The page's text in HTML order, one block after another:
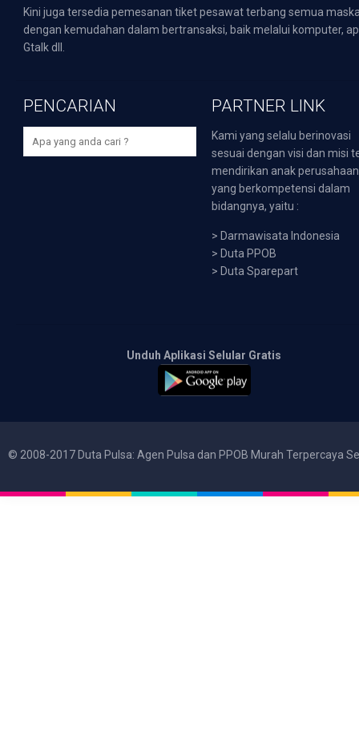
Kini juga tersedia pemesanan tiket pesawat terbang semua
dengan kemudahan dalam bertransaksi, baik melalui komputer,
Gtalk dll.
PENCARIAN PARTNER LINK
Kami yang selalu berinovasi
sesuai dengan visi dan misi
mendirikan anak perusahaan
yang berkompetensi dalam
bidangnya, yaitu :
> Darmawisata Indonesia
> Duta PPOB
> Duta Sparepart
Unduh Aplikasi Selular Gratis
© 2008-2017 Duta Pulsa: Agen Pulsa dan PPOB Murah Terpercaya